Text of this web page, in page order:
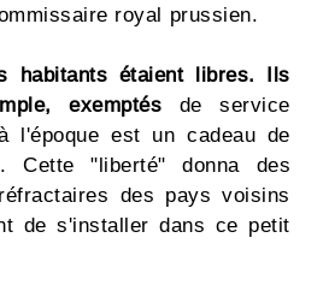
royal prussien.
habitants étaient libres. Ils
exemptés de service
l'époque est un cadeau de
Cette "liberté" donna des
des pays voisins
de s'installer dans ce petit